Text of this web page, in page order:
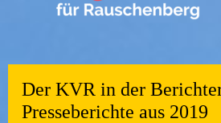
Der KVR in der
Presseberichte aus 2019